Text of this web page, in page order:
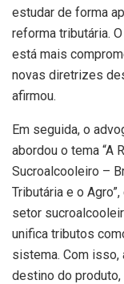
estudar de forma
reforma tributária.
está mais
novas diretrizes
afirmou.
Em seguida, o
abordou o tema “A
Sucroalcooleiro –
Tributária e o
setor
unifica tributos
sistema. Com isso,
destino do